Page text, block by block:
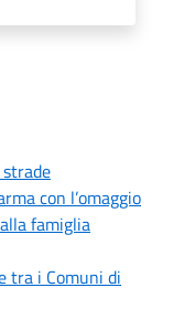
con l’omaggio
famiglia
tra i Comuni di